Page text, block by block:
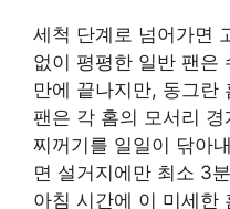
세척 단계로 넘어가면
없이 평평한 일반 팬은
만에 끝나지만, 동그란
팬은 각 홈의 모서리
찌꺼기를 일일이 닦아
면 설거지에만 최소 3
아침 시간에 이 미세한